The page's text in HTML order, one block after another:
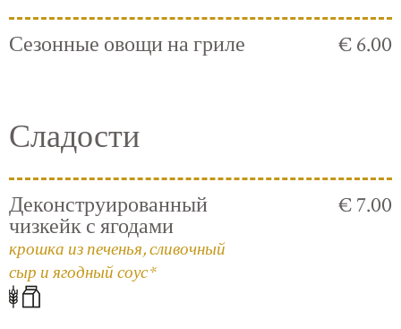
Сезонные овощи на гриле € 6.00
Сладости
Деконструированный
чизкейк с ягодами
крошка из печенья, сливочный
сыр и ягодный соус*
€ 7.00